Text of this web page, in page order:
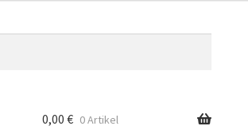
0,00€ 0 Artikel